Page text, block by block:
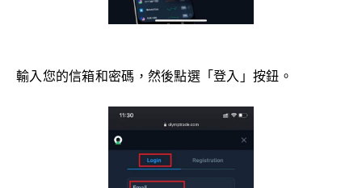
輸入您的信箱和密碼，然後點選「登入」按鈕。